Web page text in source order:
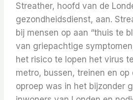
Streather, hoofd van de
gezondheidsdienst, aan.
bij mensen op aan “thuis te
van griepachtige
het risico te lopen het virus
metro, bussen, treinen en op
oproep was in het bijzonder